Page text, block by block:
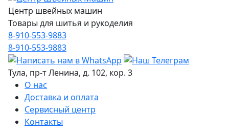
Центр швейных машин
Товары для шитья и рукоделия
8-910-553-9883
8-910-553-9883
Тула, пр-т Ленина, д. 102, кор. 3
О нас
Доставка и оплата
Сервисный центр
Контакты